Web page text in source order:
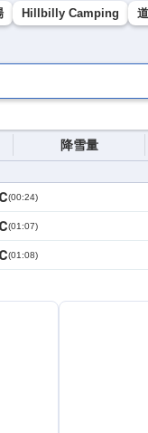
Hillbilly Camping
降雪量
(00:24)
(01:07)
(01:08)